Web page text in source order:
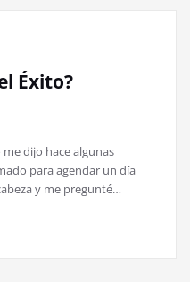
Éxito?
dijo hace algunas
para agendar un día
y me pregunté…